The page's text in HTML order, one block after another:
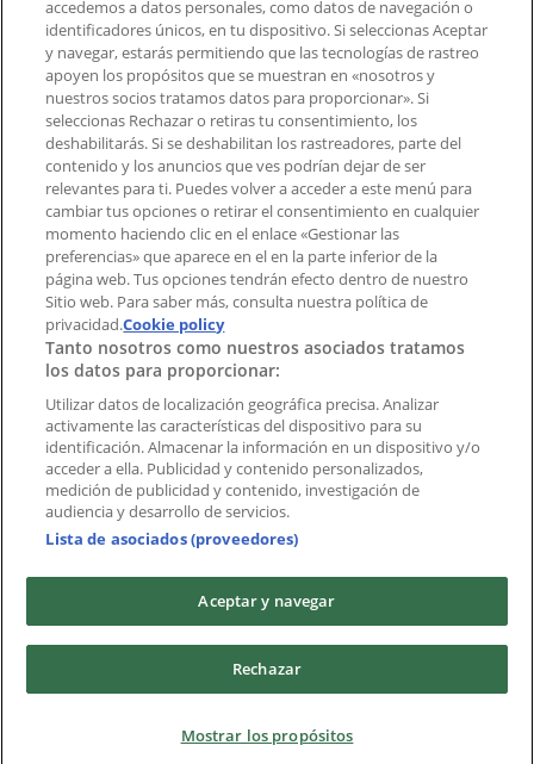
Contacto comercial y de marketing
Tienda mal colocada en el mapa
Notificar un folleto
¿Encontraste un problema en la web o en la
aplicación?
Índices
Marcas
Negocios
Negocios cercanos
Productos
Ciudades
Descargar la APP Tiendeo
Copyright © Tiendeo ® 2026 · Shopfully Marketing S.L.U. –
Términos y condicionesPolítica de privacidad
accedemos a datos personales, como datos de navegación o
identificadores únicos, en tu dispositivo. Si seleccionas Aceptar
y navegar, estarás permitiendo que las tecnologías de rastreo
apoyen los propósitos que se muestran en «nosotros y
nuestros socios tratamos datos para proporcionar». Si
seleccionas Rechazar o retiras tu consentimiento, los
deshabilitarás. Si se deshabilitan los rastreadores, parte del
contenido y los anuncios que ves podrían dejar de ser
relevantes para ti. Puedes volver a acceder a este menú para
cambiar tus opciones o retirar el consentimiento en cualquier
momento haciendo clic en el enlace «Gestionar las
preferencias» que aparece en el en la parte inferior de la
página web. Tus opciones tendrán efecto dentro de nuestro
Sitio web. Para saber más, consulta nuestra política de
privacidad.Cookie policy
Tanto nosotros como nuestros asociados tratamos
los datos para proporcionar:
Utilizar datos de localización geográfica precisa. Analizar
activamente las características del dispositivo para su
identificación. Almacenar la información en un dispositivo y/o
acceder a ella. Publicidad y contenido personalizados,
medición de publicidad y contenido, investigación de
audiencia y desarrollo de servicios.
Lista de asociados (proveedores)
Aceptar y navegar
Rechazar
Mostrar los propósitos